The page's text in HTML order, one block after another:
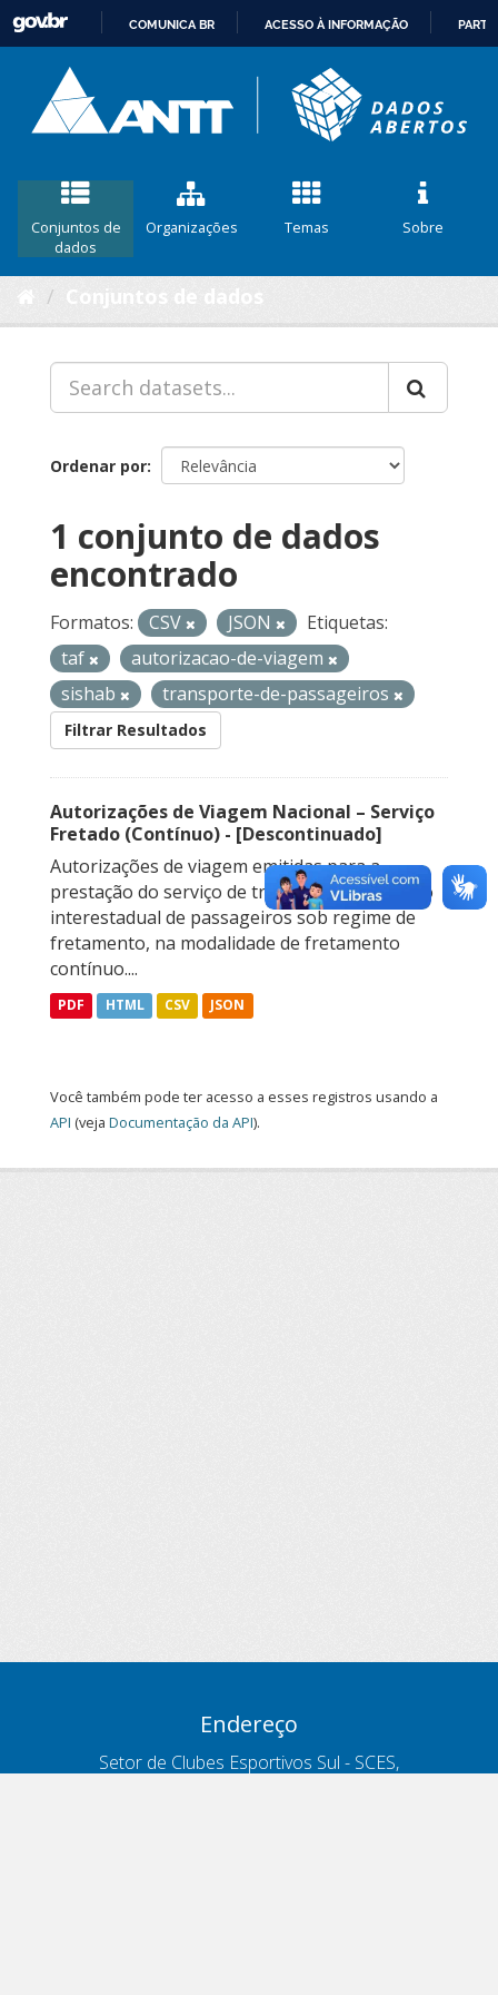
CONTEÚDO
COMUNICA BR ACESSO À INFORMAÇÃO
Conjuntos de
dados
Organizações Temas Sobre
Ordenar por
1 conjunto de dados
encontrado
Formatos: CSV JSON
Etiquetas:
taf
autorizacao-de-viagem
sishab
transporte-de-passageiros
Filtrar Resultados
Autorizações de Viagem Nacional – Serviço
Fretado (Contínuo) - [Descontinuado]
Autorizações de viagem emitidas para a
prestação do serviço de transporte rodoviário
interestadual de passageiros sob regime de
fretamento, na modalidade de fretamento
contínuo....
PDF HTML CSV JSON
Você também pode ter acesso a esses registros usando a
API (veja Documentação da API).
Endereço
Setor de Clubes Esportivos Sul - SCES,